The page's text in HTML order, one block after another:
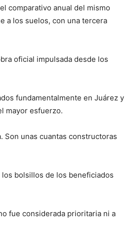
comparativo anual del mismo
a los suelos, con una tercera
oficial impulsada desde los
fundamentalmente en Juárez y
mayor esfuerzo.
Son unas cuantas constructoras
bolsillos de los beneficiados
fue considerada prioritaria ni a